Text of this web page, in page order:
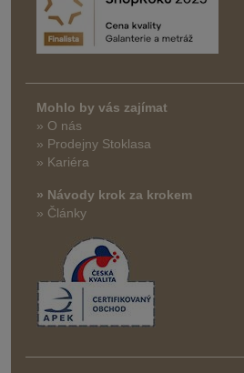
Mohlo by vás zajímat
» O nás
» Prodejny Stoklasa
» Kariéra
» Návody krok za krokem
» Články